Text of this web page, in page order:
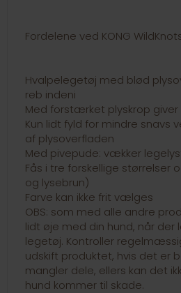
Fordelene ved KONG
Hvalpelegetøj med blød
reb indeni
Med forstærket plyskrop
Kun lidt fyld for mindre snavs
af plysoverfladen
Med pivepude: vækker
Fås i tre forskellige størrelser
og lysebrun)
Farve kan ikke frit vælges
OBS: som med alle andre
lidt øje med din hund, når
legetøj. Kontroller
udskift produktet, hvis det er
mangler dele, ellers kan det
hund kommer til skade.